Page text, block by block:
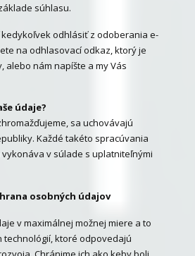
súhlasu.
odhlásiť z odoberania e-
na odhlasovací odkaz, ktorý je
alebo nám napíšte a my Vás
údaje?
sa uchovávajú
Každé takéto spracúvania
v súlade s uplatniteľnými
osobných údajov
v maximálnej možnej miere a to
technológií, ktoré odpovedajú